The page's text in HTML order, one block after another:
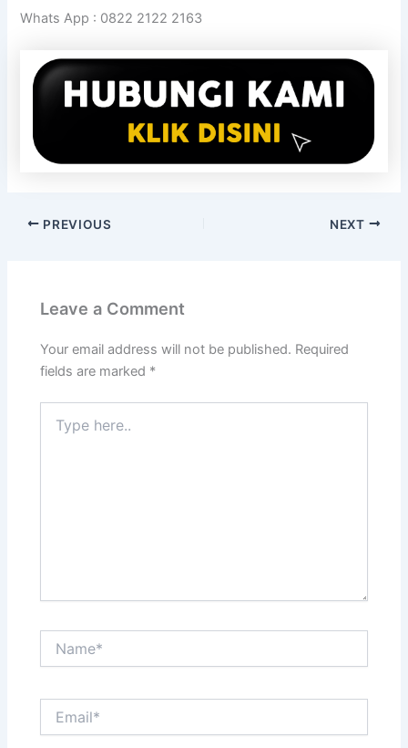
Whats App : 0822 2122 2163
PREVIOUS NEXT
Leave a Comment
Your email address will not be published. Required
fields are marked *
here..